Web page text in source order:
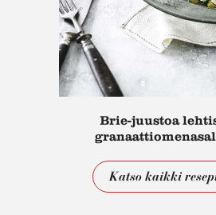
Brie-juustoa
kera
Katso kaikki